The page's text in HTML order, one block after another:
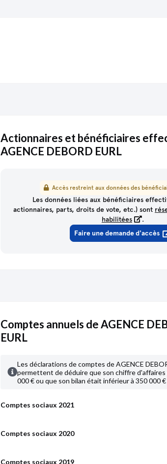
Actionnaires et bénéficiaires
AGENCE DEBORD EURL
Accès restreint aux données des
Les données liées aux bénéficiaires
actionnaires, parts, droits de vote, etc.) sont
habilitées
.
Faire une demande d'accès
Comptes annuels de AGENCE
EURL
Les déclarations de comptes de AGENCE
permettent de déduire que son chiffre
000 € ou que son bilan était inférieur à 350 000
Comptes sociaux 2021
Comptes sociaux 2020
Comptes sociaux 2019